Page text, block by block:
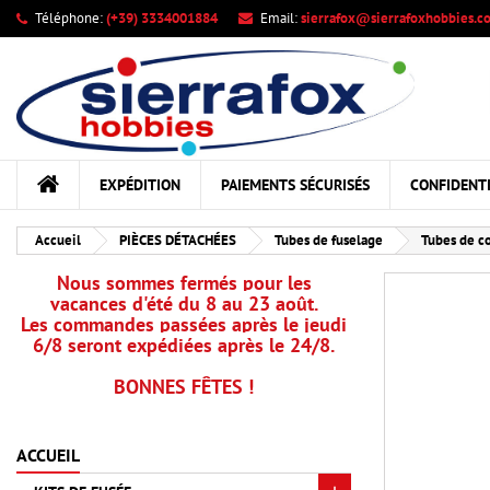
Téléphone:(+39) 3334001884 Email:
EXPÉDITION PAIEMENTS SÉCURISÉS
Accueil PIÈCES DÉTACHÉES Tubes de fuselage Tubes de
Nous sommes fermés pour les
vacances d'été du 8 au 23 août.
Les commandes passées après le jeudi
6/8 seront expédiées après le 24/8.
BONNES FÊTES !
ACCUEIL